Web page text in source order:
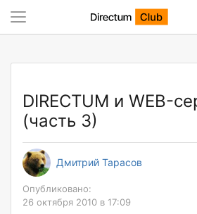
DIRECTUM и WEB-
(часть 3)
Дмитрий Тарасов
Опубликовано:
26 октября 2010 в 17:09